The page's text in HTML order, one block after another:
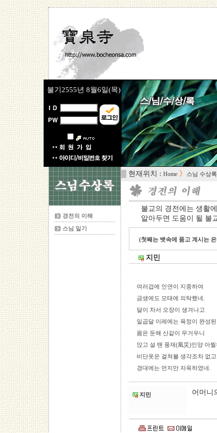
불기2555년 8월6일(목)
경전의 이해
스님 일기
▒ 현재위치 : Home 》 스님 수상록
불교의 경전에는 생활
알아두면 도움이 될 불
(첫째는 뱃속에 품고 계시는
지민
여러겁에 인연이 지중하여
금생에도 모태에 의탁했네.
달이 차서 오장이 생겨나고
일곱달 이레에는 육정이 완성
몸은 둔해 산같이 무거우니
앉고 설 땐 풍재(風災)인양 아
비단옷은 걸쳐볼 생각조차 없고
경대에는 먼지만 자욱하였네.
지민 어머니